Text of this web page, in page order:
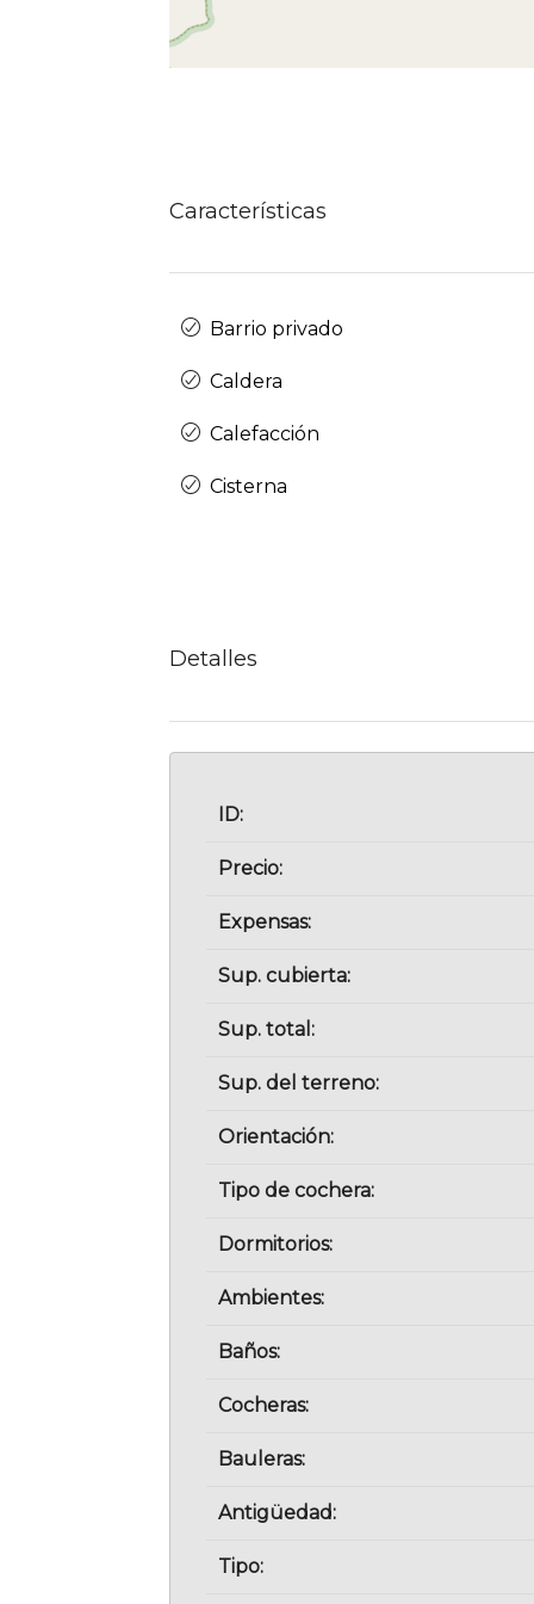
Características
Barrio privado
Caldera
Calefacción
Cisterna
Detalles
ID:
Precio:
Expensas:
Sup. cubierta:
Sup. total:
Sup. del terreno:
Orientación:
Tipo de cochera:
Dormitorios:
Ambientes:
Baños:
Cocheras:
Bauleras:
Antigüedad:
Tipo: